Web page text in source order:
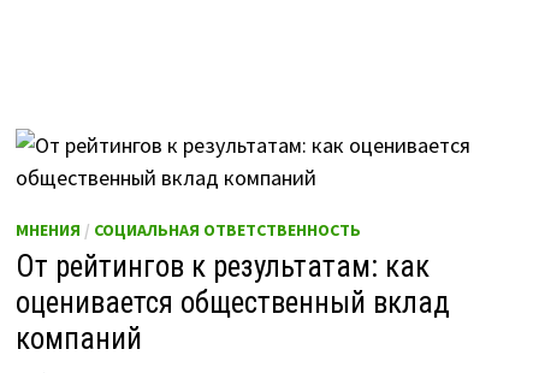
МНЕНИЯ / СОЦИАЛЬНАЯ ОТВЕТСТВЕННОСТЬ
От рейтингов к результатам: как
оценивается общественный вклад
компаний